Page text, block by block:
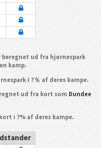
beregnet ud fra hjørnespark
kamp.
i ?％ af deres kampe.
ud fra kort som Dundee
i ?% af deres kampe.